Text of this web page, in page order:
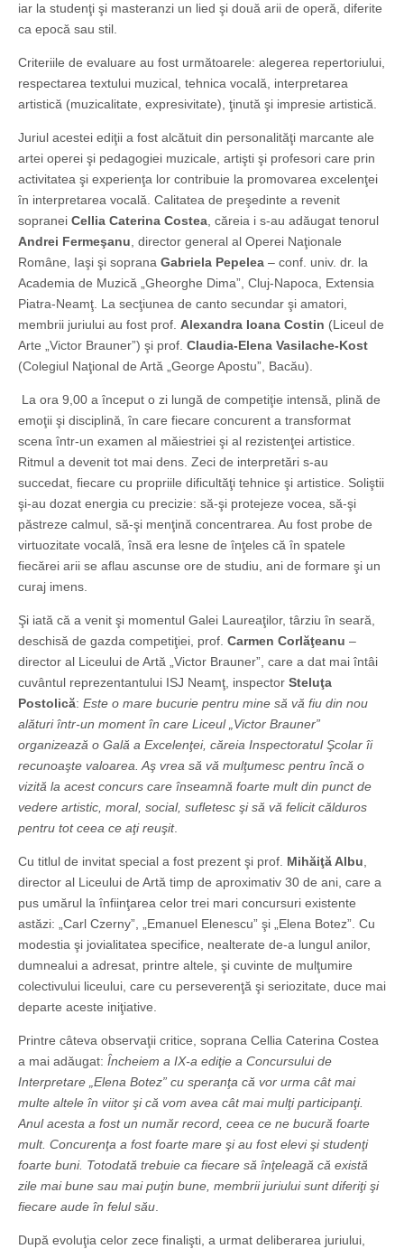
iar la studenţi şi masteranzi un lied şi două arii de operă, diferite
ca epocă sau stil.
Criteriile de evaluare au fost următoarele: alegerea repertoriului,
respectarea textului muzical, tehnica vocală, interpretarea
artistică (muzicalitate, expresivitate), ţinută şi impresie artistică.
Juriul acestei ediţii a fost alcătuit din personalităţi marcante ale
artei operei şi pedagogiei muzicale, artişti şi profesori care prin
activitatea şi experienţa lor contribuie la promovarea excelenţei
în interpretarea vocală. Calitatea de preşedinte a revenit
sopranei Cellia Caterina Costea, căreia i s-au adăugat tenorul
Andrei Fermeşanu, director general al Operei Naţionale
Române, Iaşi şi soprana Gabriela Pepelea – conf. univ. dr. la
Academia de Muzică „Gheorghe Dima”, Cluj-Napoca, Extensia
Piatra-Neamţ. La secţiunea de canto secundar şi amatori,
membrii juriului au fost prof. Alexandra Ioana Costin (Liceul de
Arte „Victor Brauner”) şi prof. Claudia-Elena Vasilache-Kost
(Colegiul Naţional de Artă „George Apostu”, Bacău).
La ora 9,00 a început o zi lungă de competiţie intensă, plină de
emoţii şi disciplină, în care fiecare concurent a transformat
scena într-un examen al măiestriei şi al rezistenţei artistice.
Ritmul a devenit tot mai dens. Zeci de interpretări s-au
succedat, fiecare cu propriile dificultăţi tehnice şi artistice. Soliştii
şi-au dozat energia cu precizie: să-şi protejeze vocea, să-şi
păstreze calmul, să-şi menţină concentrarea. Au fost probe de
virtuozitate vocală, însă era lesne de înţeles că în spatele
fiecărei arii se aflau ascunse ore de studiu, ani de formare şi un
curaj imens.
Şi iată că a venit şi momentul Galei Laureaţilor, târziu în seară,
deschisă de gazda competiţiei, prof. Carmen Corlăţeanu –
director al Liceului de Artă „Victor Brauner”, care a dat mai întâi
cuvântul reprezentantului ISJ Neamţ, inspector Steluţa
Postolică: Este o mare bucurie pentru mine să vă fiu din nou
alături într-un moment în care Liceul „Victor Brauner”
organizează o Gală a Excelenţei, căreia Inspectoratul Şcolar îi
recunoaşte valoarea. Aş vrea să vă mulţumesc pentru încă o
vizită la acest concurs care înseamnă foarte mult din punct de
vedere artistic, moral, social, sufletesc şi să vă felicit călduros
pentru tot ceea ce aţi reuşit.
Cu titlul de invitat special a fost prezent şi prof. Mihăiţă Albu,
director al Liceului de Artă timp de aproximativ 30 de ani, care a
pus umărul la înfiinţarea celor trei mari concursuri existente
astăzi: „Carl Czerny”, „Emanuel Elenescu” şi „Elena Botez”. Cu
modestia şi jovialitatea specifice, nealterate de-a lungul anilor,
dumnealui a adresat, printre altele, şi cuvinte de mulţumire
colectivului liceului, care cu perseverenţă şi seriozitate, duce mai
departe aceste iniţiative.
Printre câteva observaţii critice, soprana Cellia Caterina Costea
a mai adăugat: Încheiem a IX-a ediţie a Concursului de
Interpretare „Elena Botez” cu speranţa că vor urma cât mai
multe altele în viitor şi că vom avea cât mai mulţi participanţi.
Anul acesta a fost un număr record, ceea ce ne bucură foarte
mult. Concurenţa a fost foarte mare şi au fost elevi şi studenţi
foarte buni. Totodată trebuie ca fiecare să înţeleagă că există
zile mai bune sau mai puţin bune, membrii juriului sunt diferiţi şi
fiecare aude în felul său.
După evoluţia celor zece finalişti, a urmat deliberarea juriului,